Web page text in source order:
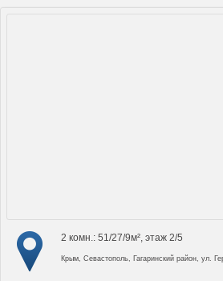
2 комн.: 51/27/9м², этаж 2/5
Крым, Севастополь, Гагаринский район, ул.